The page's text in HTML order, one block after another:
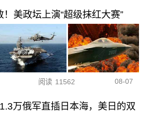
美政坛上演“超级抹红大赛”
阅读 11562 08-07
1.3万俄军直插日本海，美日的双